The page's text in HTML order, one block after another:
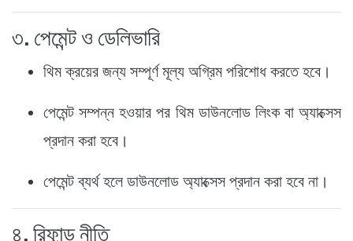
৩. পেমেন্ট ও ডেলিভারি
থিম ক্রয়ের জন্য সম্পূর্ণ মূল্য অগ্রিম পরিশোধ করতে হবে।
পেমেন্ট সম্পন্ন হওয়ার পর থিম ডাউনলোড লিংক বা অ্যাক্সেস
প্রদান করা হবে।
পেমেন্ট ব্যর্থ হলে ডাউনলোড অ্যাক্সেস প্রদান করা হবে না।
৪. রিফান্ড নীতি